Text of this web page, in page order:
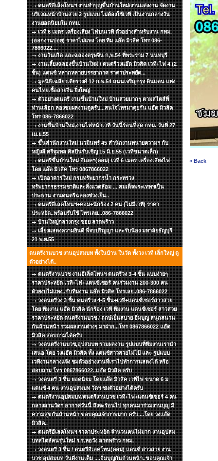
ดนตรีอีเล็คโทนฯ งานทำบุญขึ้นบ้านใหม่/งานแต่งงาน จัดงาน
บริเวณหน้าบ้านสวย 2 รูปแบบ ไม่ต้องใช้เวที เป็นงานกลางวัน
งานยอดนิยมใน กทม.
เวที 6 เมตร เครื่องเสียง ไฟบนเวที ตัวอย่างสำหรับงาน กทม.
(ออกงานบ่อย) ราคาไม่แพง โดย ทีม แอ๊ด มิวสิค โทร 086-
7866022....
งานวันเกิด และฉลองตรุษจีน ก,พ.54 ที่พระราม 7 นนทบุรี
งานเลี้ยงฉลองขึ้นบ้านใหม่ / ดนตรีวงแอ๊ด มิวสิค เวที+ไฟ 4 (2
ชั้น) แดนซ์ หลากหลายบรรยากาศ ราคาประหยัด...
มูลนิธิเฉลียวเตียรวงศ์ 12 ก.พ.54 ถนนเจริญกรุง ดินแดน แห่ง
คนไทยเชื้อสายจีน ยิ่งใหญ่
ตัวอย่างดนตรี งานขึ้นบ้านใหม่ บ้านสวยมากๆ ตามสไตส์ที่
ท่านเลือก ลองชมผลงานดูครับ...สนใจโทรมาคุยกัน แอ๊ด มิวสิค
โทร 086-7866022
งานขึ้นบ้านใหม่,งานไฟหน้าเวที วันนี้ร้อนที่สุด กทม. วันที่ 27
เม.ย.55
ขึ้นสำนักงานใหม่ นวมินทร์ 45 สำนักงานทนายความฯ กับ
หญิงลี ศรีจุมพล ศิลปินรับเชิญ 15 มิ.ย.55 (เวทีขนาดเล็ก)
ดนตรีขึ้นบ้านใหม่ อีเลคฯ(คอม) เวที 6 เมตร เครื่องเสียงไฟ
โดย แอ๊ด มิวสิค โทร 0867866022
เปิดอาคารใหม่ กรมทรัพยากรน้ำ กระทรวง
ทรัพยากรธรรมชาติและสิ่งแวดล้อม ... สมเด็จพระเทพฯเป็น
ประธาน งานดนตรีฉลองช่วงเย็น..
ดนตรีอีเลคโทนฯ+คอม+นักร้อง 2 คน (ไม่มีเวที) ราคา
ประหยัด..พร้อมรับใช้ โทรเลย...086-7866022
บ้านใหญ่กลางกรุง ซอย ลาดพร้าว
เลี้ยงแสดงความยินดี พี่จบปริญญา และรับน้อง มหาลัยธัญบุรี
21 พ.ย.55
ดนตรีงานบวช งานอุปสมบท ทั้งในบ้าน ในวัด ทั้งวง เวที เล็กใหญ่ ดู
ตัวอย่างได้..
ดนตรีงานบวช งานอีเล็คโทนฯ ดนตรีวง 3-4 ชิ้น แบบง่ายๆ
ราคาประหยัด เวที+ไฟ+แดนซ์เซอร์ คนร่วมงาน 200-300 คน
ด้วยงบไม่แพง..กับทีมงาน แอ๊ด มิวสิค โทรเลย..086-7866022
วงดนตรีวง 3 ชิ้น ดนตรีวง 4-5 ชิ้น+เวที+แดนซ์เซอร์สาวสวย
โดย ทีมงาน แอ๊ด มิวสิค นักร้อง เวที ทีมงาน แดนซ์เซอร์ สาวสวย
ราคาประหยัด ดนตรีงานบวช / ฤกษ์เย็นสบาย อิ่มบุญ สนุกสนาน
กันถ้วนหน้า รวมผลงานต่างๆ มาฝาก...โทร 0867866022 แอ๊ด
มิวสิค สอบถามได้ครับ
วงดนตรีงานบวช,อุปสมบท รวมผลงาน รูปแบบที่ทีมงานเรานำ
เสนอ โดย วงแอ๊ด มิวสิค ทั้ง แดนซ์สาวสวยไม่โป้ และ รูปแบบ
เวทีงานกลางแจ้ง ชมตัวอย่างงานที่เราไปทำการแสดงได้ หรือ
สอบถาม โทร 0867866022..แอ๊ด มิวสิค ครับ
วงดนตรี 3 ชิ้น ยอดนิยม โดยแอ๊ด มิวสิค เวทีไฟ ขนาด 6 ม
แดนซ์ 4 คน งานอุปสมบท วัดฯ ชมตัวอย่างได้ครับ
ดนตรีงานอุปสมบท/ดนตรีงานบวช เวที+ไฟ+แดนซ์เซอร์ 4 คน
กลางลานวัดฯ อากาศวันนี้ ถึงจะร้อนไป ทุกคนมาร่วมงานบุญ มี
ความสุขกันถ้วนหน้า ขอบคุณเจ้าภาพมาก ครับ....โดย วงแอ๊ด
มิวสิค..
ดนตรีอีเลคโทนฯ ราคาประหยัด จำนวนคนไม่มาก งานอุปสม
บทสไตส์คนรุ่นใหม่ ร.ร.หอวัง ลาดพร้าว กทม.
วงดนตรี 3 ชิ้น / ดนตรีอีเลคโทน(คอม) แดนซ์ สาวสวย งาน
บวช อุปสมบท วันดีงานเต็ม ....อิ่มบุญกันถ้วนหน้า..ขอบคุณเจ้า
« Back